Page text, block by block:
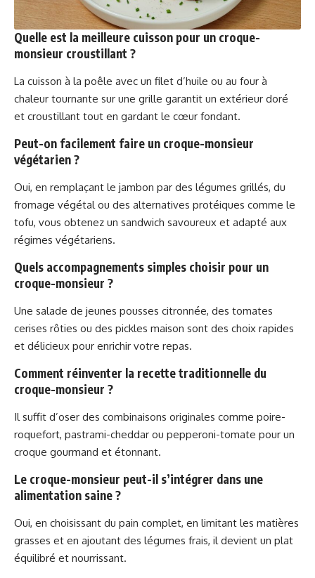
Quelle est la meilleure cuisson pour un croque-
monsieur croustillant ?
La cuisson à la poêle avec un filet d’huile ou au four à
chaleur tournante sur une grille garantit un extérieur doré
et croustillant tout en gardant le cœur fondant.
Peut-on facilement faire un croque-monsieur
végétarien ?
Oui, en remplaçant le jambon par des légumes grillés, du
fromage végétal ou des alternatives protéiques comme le
tofu, vous obtenez un sandwich savoureux et adapté aux
régimes végétariens.
Quels accompagnements simples choisir pour un
croque-monsieur ?
Une salade de jeunes pousses citronnée, des tomates
cerises rôties ou des pickles maison sont des choix rapides
et délicieux pour enrichir votre repas.
Comment réinventer la recette traditionnelle du
croque-monsieur ?
Il suffit d’oser des combinaisons originales comme poire-
roquefort, pastrami-cheddar ou pepperoni-tomate pour un
croque gourmand et étonnant.
Le croque-monsieur peut-il s’intégrer dans une
alimentation saine ?
Oui, en choisissant du pain complet, en limitant les matières
grasses et en ajoutant des légumes frais, il devient un plat
équilibré et nourrissant.